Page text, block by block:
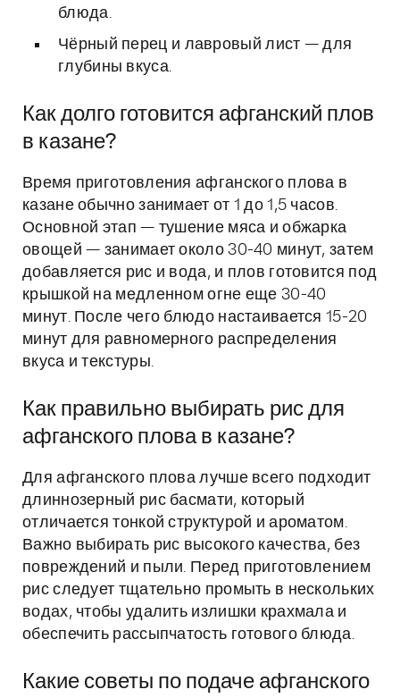
блюда.
Чёрный перец и лавровый лист — для
глубины вкуса.
Как долго готовится афганский плов
в казане?
Время приготовления афганского плова в
казане обычно занимает от 1 до 1,5 часов.
Основной этап — тушение мяса и обжарка
овощей — занимает около 30-40 минут, затем
добавляется рис и вода, и плов готовится под
крышкой на медленном огне еще 30-40
минут. После чего блюдо настаивается 15-20
минут для равномерного распределения
вкуса и текстуры.
Как правильно выбирать рис для
афганского плова в казане?
Для афганского плова лучше всего подходит
длиннозерный рис басмати, который
отличается тонкой структурой и ароматом.
Важно выбирать рис высокого качества, без
повреждений и пыли. Перед приготовлением
рис следует тщательно промыть в нескольких
водах, чтобы удалить излишки крахмала и
обеспечить рассыпчатость готового блюда.
Какие советы по подаче афганского